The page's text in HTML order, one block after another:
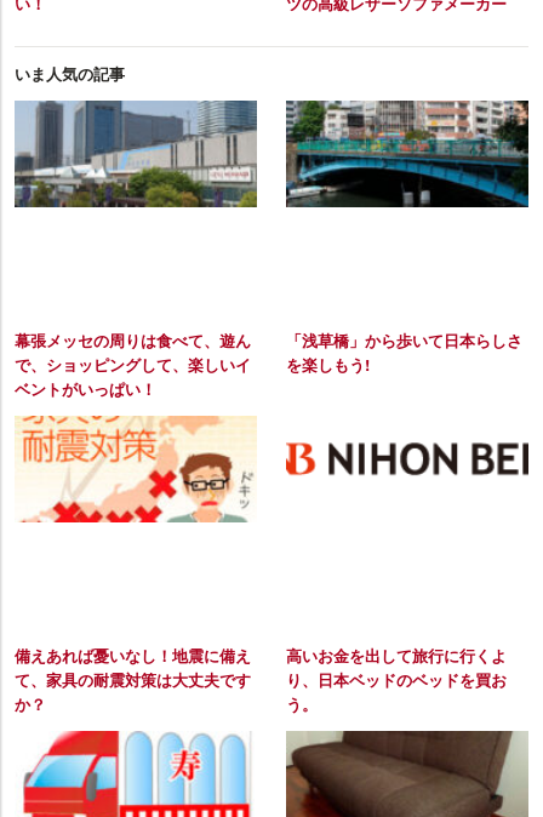
いま人気の記事
幕張メッセの周りは食べて、遊ん
で、ショッピングして、楽しいイ
ベントがいっぱい！
「浅草橋」から歩いて日本らしさ
を楽しもう!
備えあれば憂いなし！地震に備え
て、家具の耐震対策は大丈夫です
か？
高いお金を出して旅行に行くよ
り、日本ベッドのベッドを買お
う。